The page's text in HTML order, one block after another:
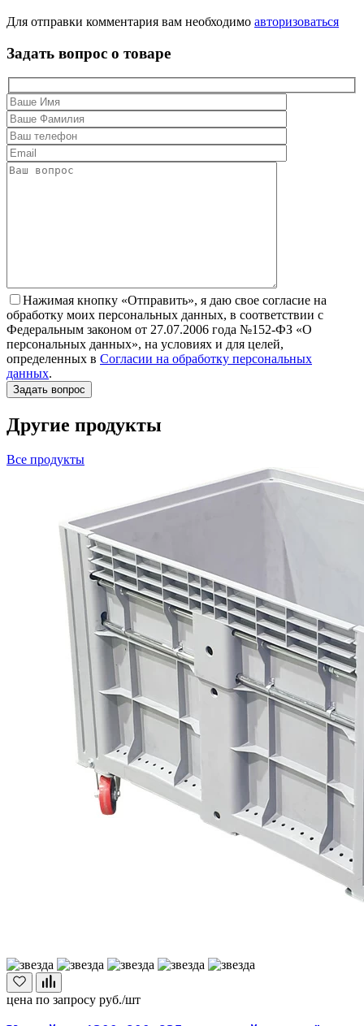
Для отправки комментария вам необходимо авторизоваться
Задать вопрос о товаре
Нажимая кнопку «Отправить», я даю свое согласие на
обработку моих персональных данных, в соответствии с
Федеральным законом от 27.07.2006 года №152-ФЗ «О
персональных данных», на условиях и для целей,
определенных в Согласии на обработку персональных
данных.
Другие продукты
Все продукты
цена по запросу руб./шт